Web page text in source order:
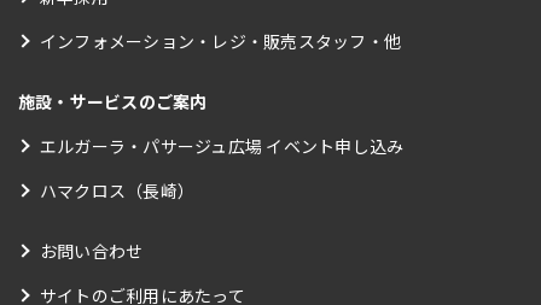
インフォメーション・レジ・販売スタッフ・他
施設・サービスのご案内
エルガーラ・パサージュ広場 イベント申し込み
ハマクロス（長崎）
お問い合わせ
サイトのご利用にあたって